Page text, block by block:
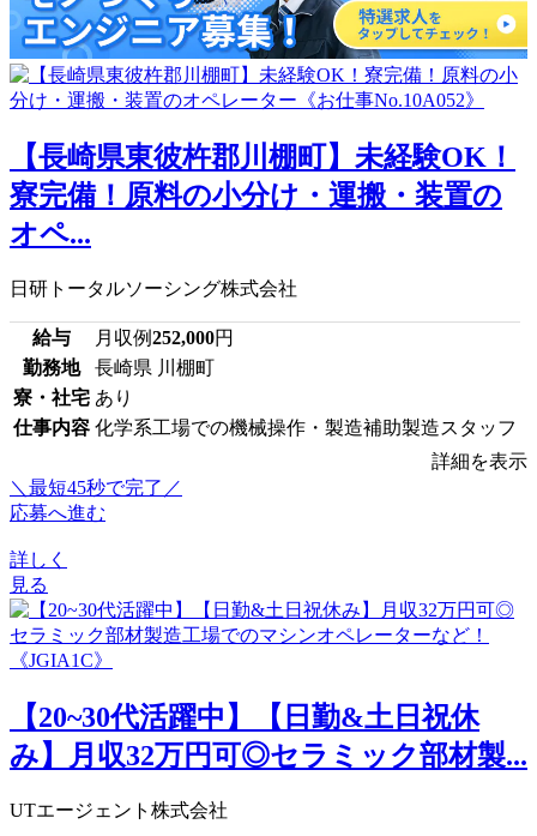
【長崎県東彼杵郡川棚町】未経験OK！
寮完備！原料の小分け・運搬・装置の
オペ...
日研トータルソーシング株式会社
給与 月収例252,000円
勤務地
長崎県 川棚町
寮・社宅 あり
仕事内容 化学系工場での機械操作・製造補助製造スタッフ
詳細を表示
＼最短45秒で完了／
応募へ進む
詳しく
見る
【20~30代活躍中】【日勤&土日祝休
み】月収32万円可◎セラミック部材製...
UTエージェント株式会社